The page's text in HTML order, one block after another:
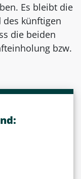
Es bleibt die
künftigen
die beiden
bzw.